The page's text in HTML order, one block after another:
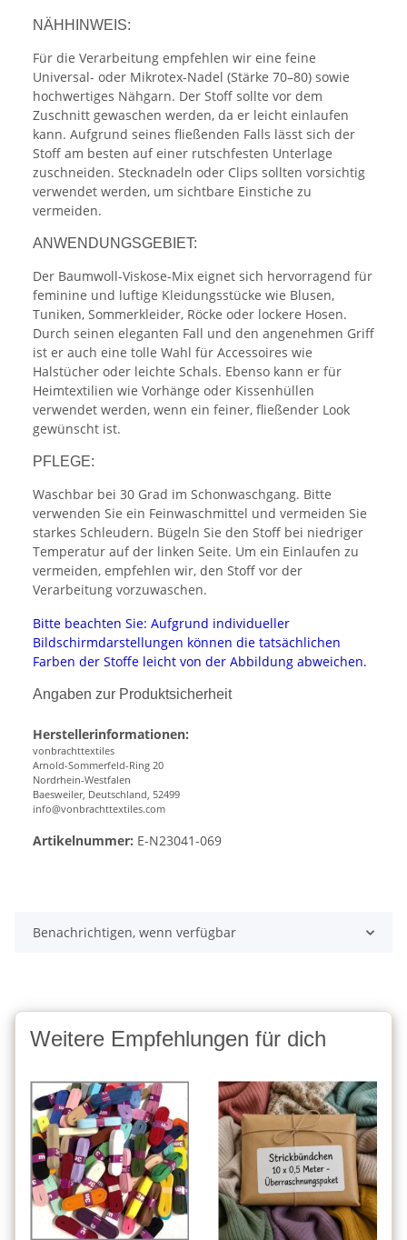
NÄHHINWEIS:
Für die Verarbeitung empfehlen wir eine feine
Universal- oder Mikrotex-Nadel (Stärke 70–80) sowie
hochwertiges Nähgarn. Der Stoff sollte vor dem
Zuschnitt gewaschen werden, da er leicht einlaufen
kann. Aufgrund seines fließenden Falls lässt sich der
Stoff am besten auf einer rutschfesten Unterlage
zuschneiden. Stecknadeln oder Clips sollten vorsichtig
verwendet werden, um sichtbare Einstiche zu
vermeiden.
ANWENDUNGSGEBIET:
Der Baumwoll-Viskose-Mix eignet sich hervorragend für
feminine und luftige Kleidungsstücke wie Blusen,
Tuniken, Sommerkleider, Röcke oder lockere Hosen.
Durch seinen eleganten Fall und den angenehmen Griff
ist er auch eine tolle Wahl für Accessoires wie
Halstücher oder leichte Schals. Ebenso kann er für
Heimtextilien wie Vorhänge oder Kissenhüllen
verwendet werden, wenn ein feiner, fließender Look
gewünscht ist.
PFLEGE:
Waschbar bei 30 Grad im Schonwaschgang. Bitte
verwenden Sie ein Feinwaschmittel und vermeiden Sie
starkes Schleudern. Bügeln Sie den Stoff bei niedriger
Temperatur auf der linken Seite. Um ein Einlaufen zu
vermeiden, empfehlen wir, den Stoff vor der
Verarbeitung vorzuwaschen.
Bitte beachten Sie: Aufgrund individueller
Bildschirmdarstellungen können die tatsächlichen
Farben der Stoffe leicht von der Abbildung abweichen.
Angaben zur Produktsicherheit
Herstellerinformationen:
vonbrachttextiles
Arnold-Sommerfeld-Ring 20
Nordrhein-Westfalen
Baesweiler, Deutschland, 52499
info@vonbrachttextiles.com
Artikelnummer: E-N23041-069
Benachrichtigen, wenn verfügbar
Weitere Empfehlungen für dich